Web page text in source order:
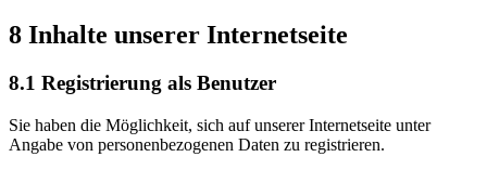
8 Inhalte unserer Internetseite
8.1 Registrierung als Benutzer
Sie haben die Möglichkeit, sich auf unserer Internetseite unter
Angabe von personenbezogenen Daten zu registrieren.